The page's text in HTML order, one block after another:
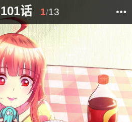
101话 1/13